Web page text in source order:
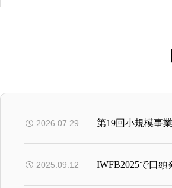
2026.07.29 第19回小規模事
2025.09.12 IWFB2025で口頭